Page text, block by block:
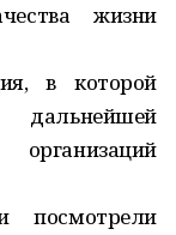
жизни
в которой
дальнейшей
посмотрели